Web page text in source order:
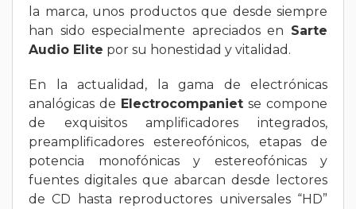
la marca, unos productos que desde siempre
han sido especialmente apreciados en Sarte
Audio Elite por su honestidad y vitalidad.
En la actualidad, la gama de electrónicas
analógicas de Electrocompaniet se compone
de exquisitos amplificadores integrados,
preamplificadores estereofónicos, etapas de
potencia monofónicas y estereofónicas y
fuentes digitales que abarcan desde lectores
de CD hasta reproductores universales “HD”